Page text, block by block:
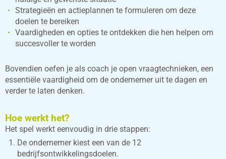
Strategieën en actieplannen te formuleren om deze
doelen te bereiken
Vaardigheden en opties te ontdekken die hen helpen om
succesvoller te worden
Bovendien oefen je als coach je open vraagtechnieken, een
essentiële vaardigheid om de ondernemer uit te dagen en
verder te laten denken.
Hoe werkt het?
Het spel werkt eenvoudig in drie stappen:
De ondernemer kiest een van de 12
bedrijfsontwikkelingsdoelen.